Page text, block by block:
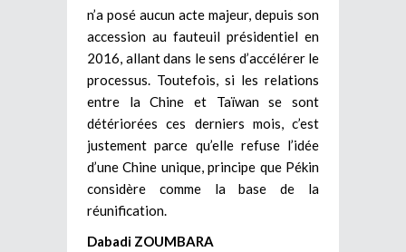
n’a posé aucun acte majeur, depuis son
accession au fauteuil présidentiel en
2016, allant dans le sens d’accélérer le
processus. Toutefois, si les relations
entre la Chine et Taïwan se sont
détériorées ces derniers mois, c’est
justement parce qu’elle refuse l’idée
d’une Chine unique, principe que Pékin
considère comme la base de la
réunification.
Dabadi ZOUMBARA